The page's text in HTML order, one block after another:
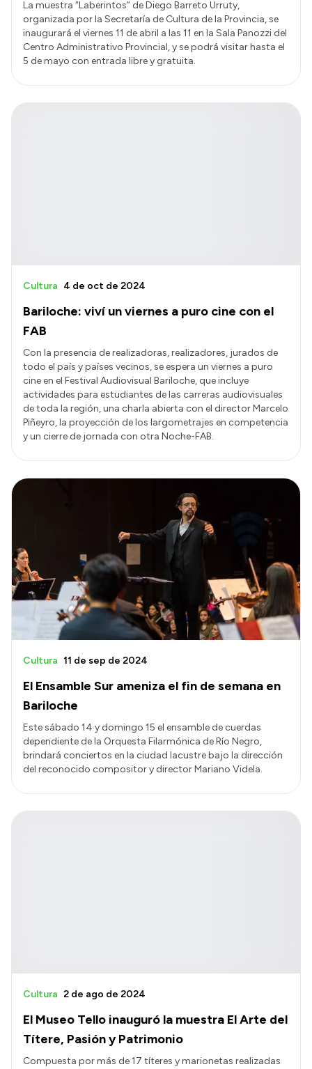
La muestra “Laberintos” de Diego Barreto Urruty,
organizada por la Secretaría de Cultura de la Provincia, se
inaugurará el viernes 11 de abril a las 11 en la Sala Panozzi del
Centro Administrativo Provincial, y se podrá visitar hasta el
5 de mayo con entrada libre y gratuita.
Bariloche: viví un viernes a puro cine con el
FAB
Cultura 4 de oct de 2024
Con la presencia de realizadoras, realizadores, jurados de
todo el país y países vecinos, se espera un viernes a puro
cine en el Festival Audiovisual Bariloche, que incluye
actividades para estudiantes de las carreras audiovisuales
de toda la región, una charla abierta con el director Marcelo
Piñeyro, la proyección de los largometrajes en competencia
y un cierre de jornada con otra Noche-FAB.
El Ensamble Sur ameniza el fin de semana en
Bariloche
Cultura 11 de sep de 2024
Este sábado 14 y domingo 15 el ensamble de cuerdas
dependiente de la Orquesta Filarmónica de Río Negro,
brindará conciertos en la ciudad lacustre bajo la dirección
del reconocido compositor y director Mariano Videla.
El Museo Tello inauguró la muestra El Arte del
Títere, Pasión y Patrimonio
Cultura 2 de ago de 2024
Compuesta por más de 17 títeres y marionetas realizadas